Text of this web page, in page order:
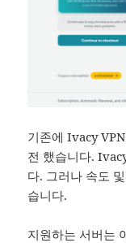
기존에 Ivacy
전 했습니다.
다. 그러나 속도
습니다.
지원하는 서버는